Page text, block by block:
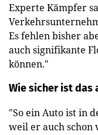
Experte Kämpfer
Es fehlen bisher
auch signifikante
können."
Wie sicher ist das
"So ein Auto ist in
weil er auch schon